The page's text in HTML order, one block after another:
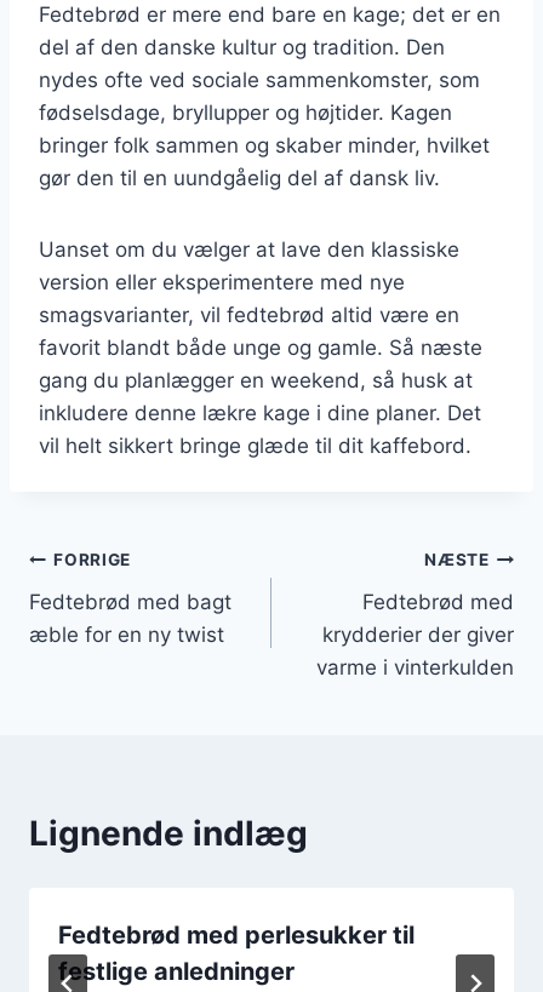
Fedtebrød er mere end bare en kage; det er en
del af den danske kultur og tradition. Den
nydes ofte ved sociale sammenkomster, som
fødselsdage, bryllupper og højtider. Kagen
bringer folk sammen og skaber minder, hvilket
gør den til en uundgåelig del af dansk liv.
Uanset om du vælger at lave den klassiske
version eller eksperimentere med nye
smagsvarianter, vil fedtebrød altid være en
favorit blandt både unge og gamle. Så næste
gang du planlægger en weekend, så husk at
inkludere denne lækre kage i dine planer. Det
vil helt sikkert bringe glæde til dit kaffebord.
Indlægsnavigation
FORRIGE
Fedtebrød med bagt
æble for en ny twist
NÆSTE
Fedtebrød med
krydderier der giver
varme i vinterkulden
Lignende indlæg
Fedtebrød med perlesukker til
festlige anledninger